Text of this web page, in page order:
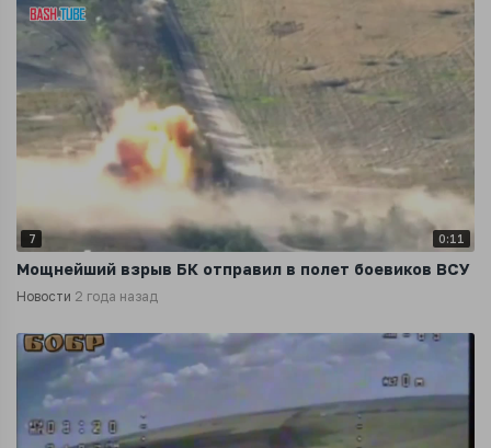
7 0:11
Мощнейший взрыв БК отправил в полет боевиков ВСУ
Новости 2 года назад